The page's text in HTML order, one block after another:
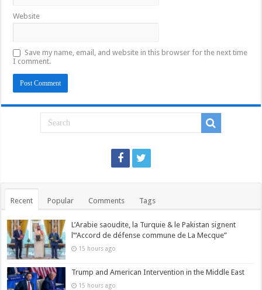
Website
Save my name, email, and website in this browser for the next time
I comment.
Recent Popular Comments Tags
L’Arabie saoudite, la Turquie & le Pakistan signent
l’“Accord de défense commune de La Mecque”
15 hours ago
Trump and American Intervention in the Middle East
15 hours ago